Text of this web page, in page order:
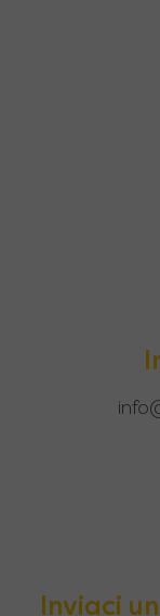
Inviaci